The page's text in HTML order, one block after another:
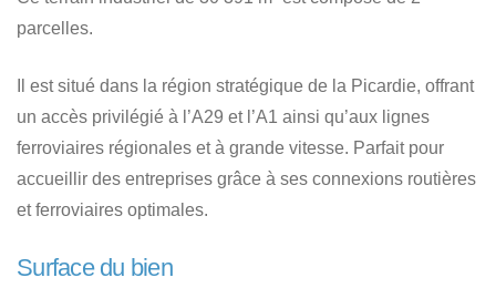
parcelles.
Il est situé dans la région stratégique de la Picardie, offrant
un accès privilégié à l’A29 et l’A1 ainsi qu’aux lignes
ferroviaires régionales et à grande vitesse. Parfait pour
accueillir des entreprises grâce à ses connexions routières
et ferroviaires optimales.
Surface du bien